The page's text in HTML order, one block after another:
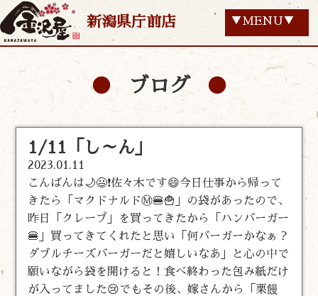
新潟県庁前店 ▼MENU▼
ブログ
1/11「し～ん」
2023.01.11
こんばんは🌙😃❗佐々木です😄今日仕事から帰って
きたら「マクドナルドⓂ️🍔🍟」の袋があったので、
昨日「クレープ」を買ってきたから「ハンバーガー
🍔」買ってきてくれたと思い「何バーガーかなぁ？
ダブルチーズバーガーだと嬉しいなあ」と心の中で
願いながら袋を開けると！食べ終わった包み紙だけ
が入ってました😢でもその後、嫁さんから「栗饅